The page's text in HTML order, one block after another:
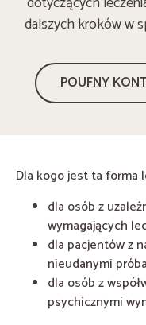
dalszych kroków w
POUFNY
Dla kogo jest ta forma
dla osób z
wymagających
dla pacjentów z
nieudanymi
dla osób z
psychicznymi